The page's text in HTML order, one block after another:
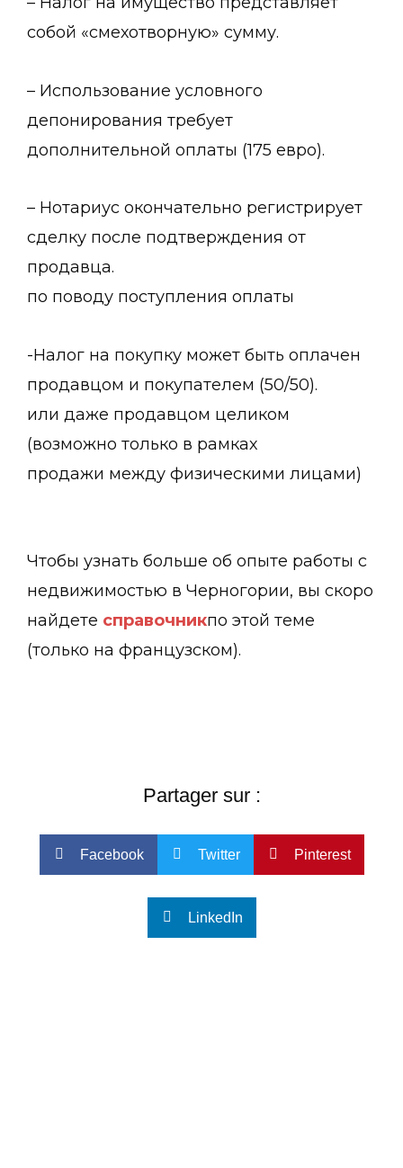
собой «смехотворную» сумму.
– Использование условного
депонирования требует
дополнительной оплаты (175 евро).
– Нотариус окончательно регистрирует
сделку после подтверждения от
продавца.
по поводу поступления оплаты
-Налог на покупку может быть оплачен
продавцом и покупателем (50/50).
или даже продавцом целиком
(возможно только в рамках
продажи между физическими лицами)
Чтобы узнать больше об опыте работы с
недвижимостью в Черногории, вы скоро
найдете справочникпо этой теме
(только на французском).
Partager sur :
Facebook Twitter Pinterest
LinkedIn